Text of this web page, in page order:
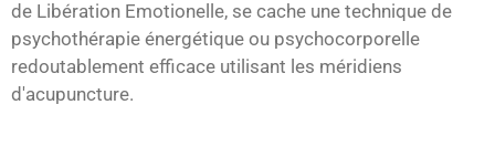
de Libération Emotionelle, se cache une technique de
psychothérapie énergétique ou psychocorporelle
redoutablement efficace utilisant les méridiens
d'acupuncture.